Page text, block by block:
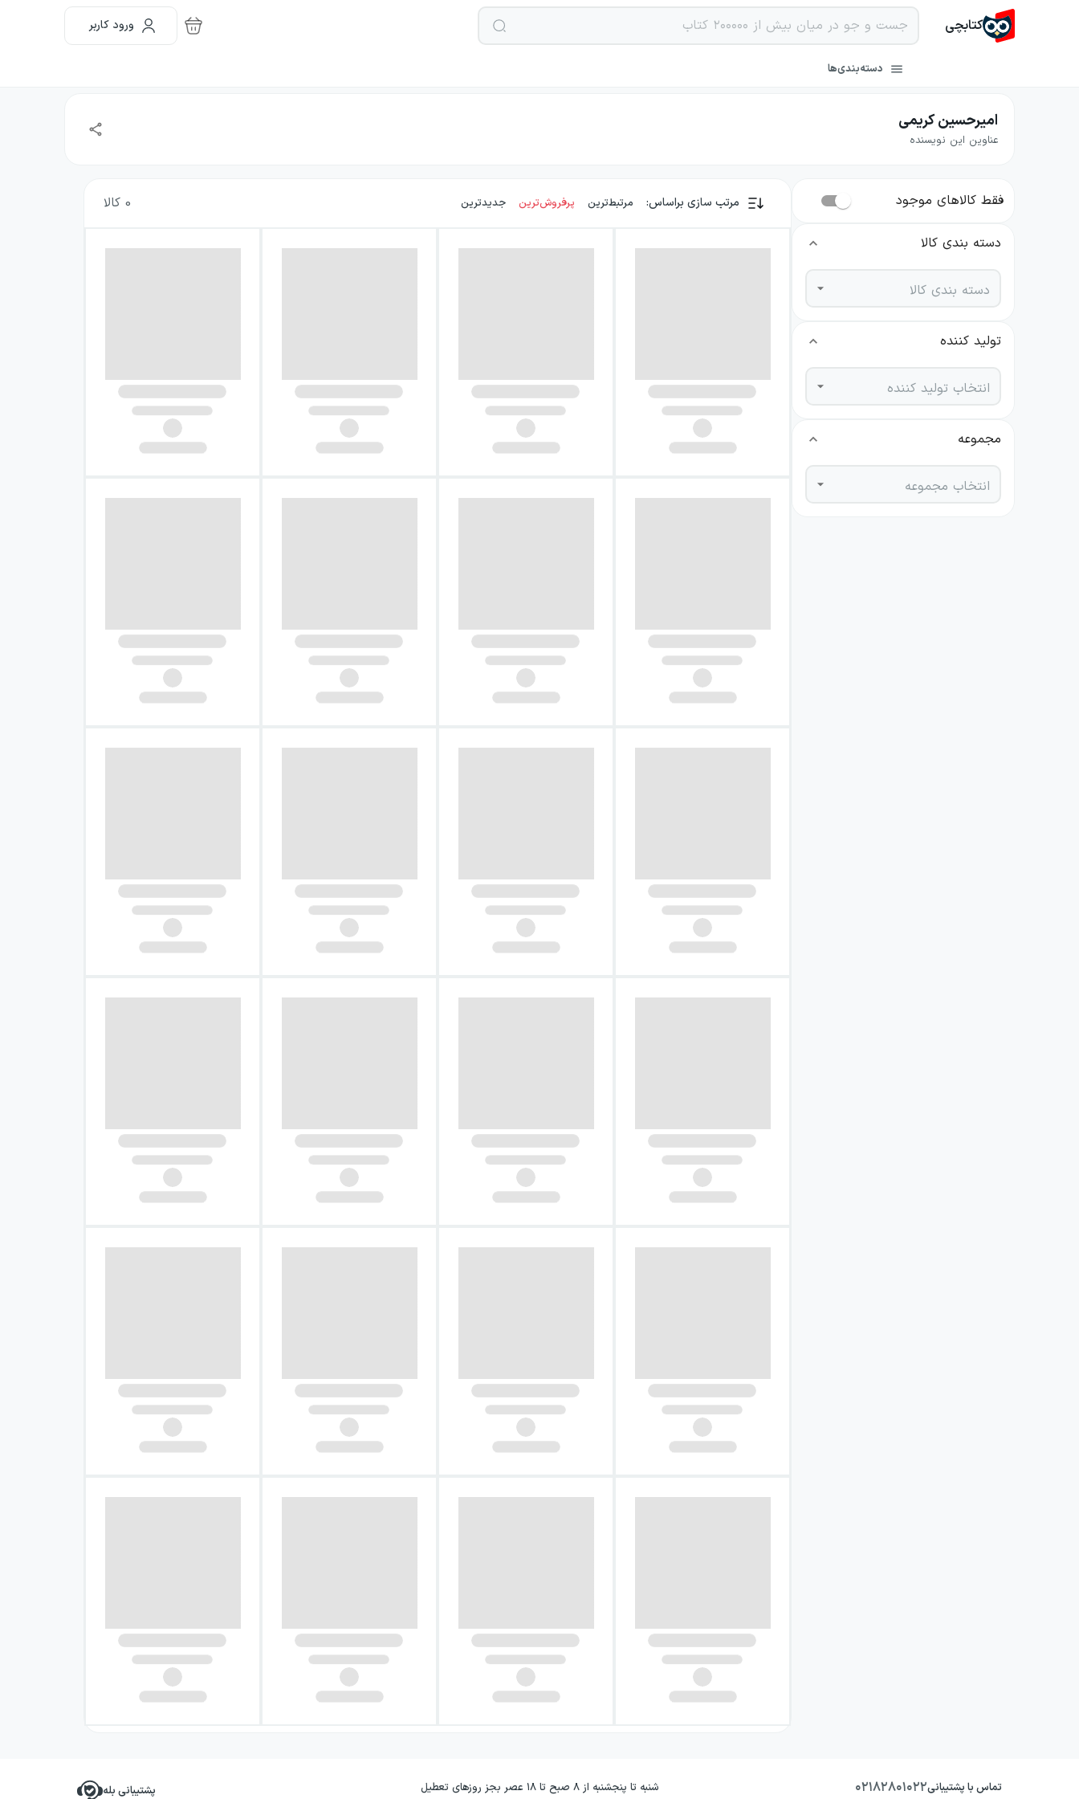
کتابچی ورود کاربر
دسته‌بندی‌ها
امیرحسین کریمی
عناوین این نویسنده
فقط کالاهای موجود
دسته بندی کالا
دسته بندی کالا
تولید کننده
انتخاب تولید کننده
مجموعه
انتخاب مجموعه
مرتب سازی براساس: مرتبط‌ترین پرفروش‌ترین جدیدترین 0 کالا
تماس با پشتیبانی۰۲۱۸۲۸۰۱۰۲۲ شنبه تا پنجشنبه از ۸ صبح تا ۱۸ عصر بجز روزهای تعطیل پشتیبانی بله